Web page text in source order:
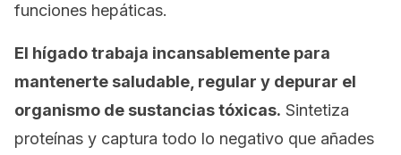
funciones hepáticas.
El hígado trabaja incansablemente para
mantenerte saludable, regular y depurar el
organismo de sustancias tóxicas. Sintetiza
proteínas y captura todo lo negativo que añades